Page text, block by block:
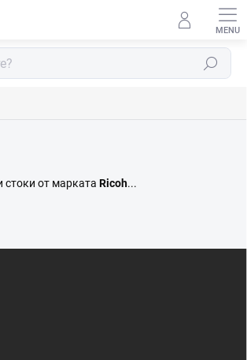
Търсене
стоки от марката Ricoh...